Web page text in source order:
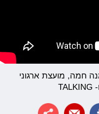
חמה, מועצת ארגוני